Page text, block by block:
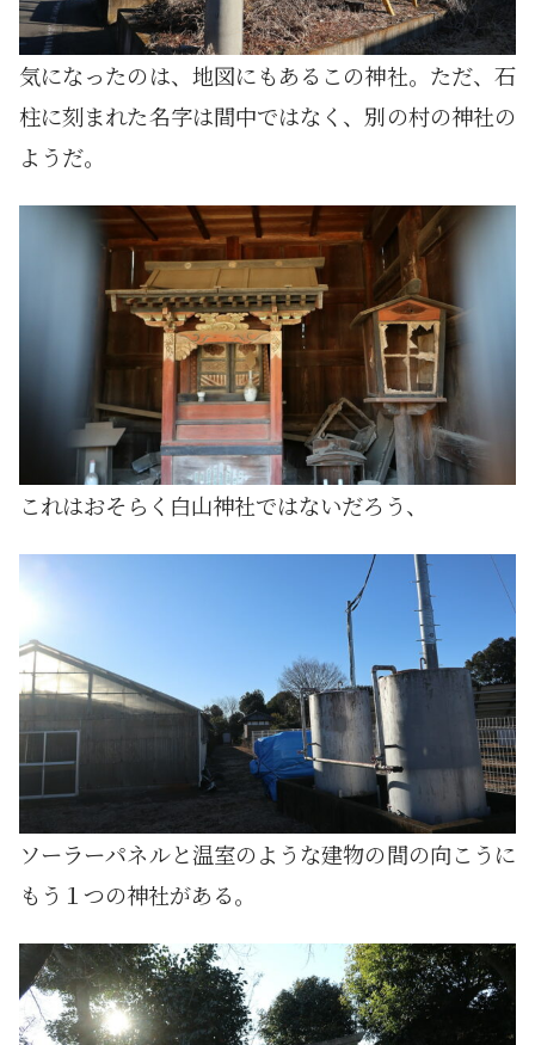
気になったのは、地図にもあるこの神社。ただ、石
柱に刻まれた名字は間中ではなく、別の村の神社の
ようだ。
これはおそらく白山神社ではないだろう、
ソーラーパネルと温室のような建物の間の向こうに
もう１つの神社がある。